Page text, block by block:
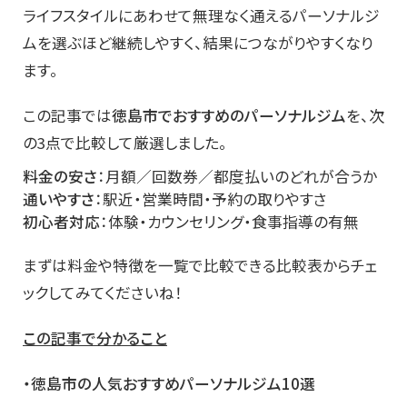
ライフスタイルにあわせて無理なく通えるパーソナルジ
ムを選ぶほど継続しやすく、結果につながりやすくなり
ます。
この記事では徳島市でおすすめのパーソナルジムを、次
の3点で比較して厳選しました。
料金の安さ：月額／回数券／都度払いのどれが合うか
通いやすさ：駅近・営業時間・予約の取りやすさ
初心者対応：体験・カウンセリング・食事指導の有無
まずは料金や特徴を一覧で比較できる比較表からチェ
ックしてみてくださいね！
この記事で分かること
・徳島市の人気おすすめパーソナルジム10選